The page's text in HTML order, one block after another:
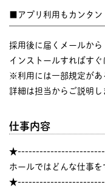
■アプリ利用もカンタン
採用後に届くメールから
インストールすればす
※利用には一部規定があ
詳細は担当からご説明し
仕事内容
ホールではどんな仕事を